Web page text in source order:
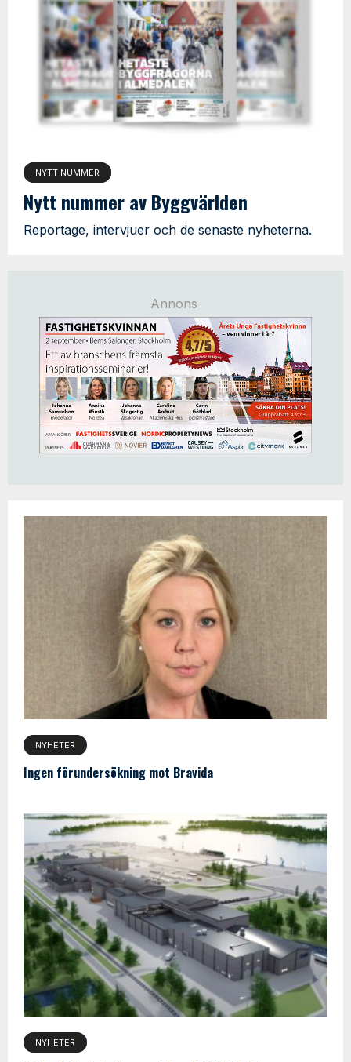
NYTT NUMMER
Nytt nummer av Byggvärlden
Reportage, intervjuer och de senaste nyheterna.
Annons
NYHETER
Ingen förundersökning mot Bravida
NYHETER